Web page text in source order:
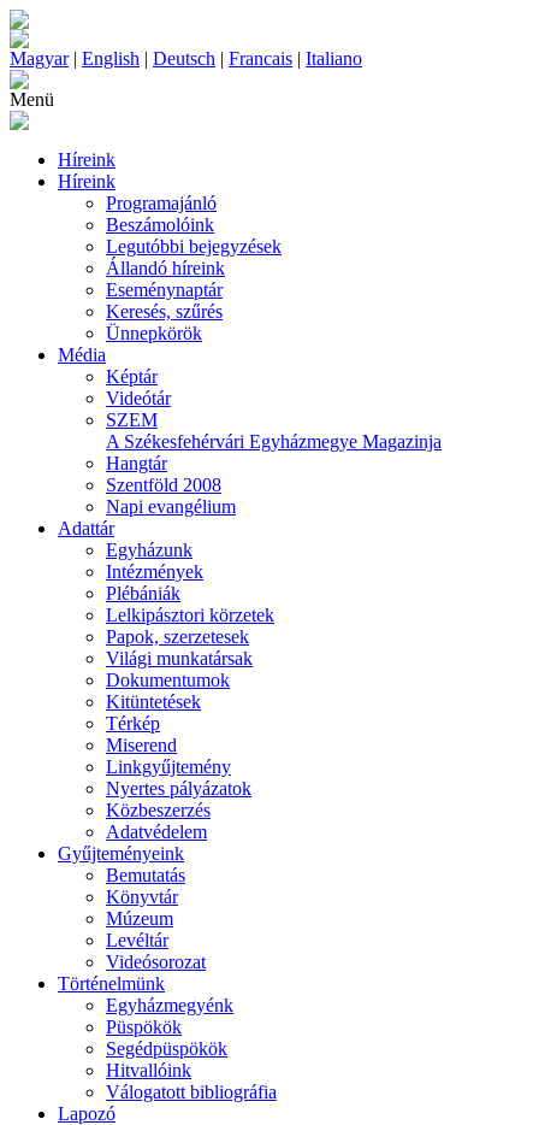
Magyar| English | Deutsch | Francais | Italiano
Menü
Híreink
Híreink
Programajánló
Beszámolóink
Legutóbbi bejegyzések
Állandó híreink
Eseménynaptár
Keresés, szűrés
Ünnepkörök
Média
Képtár
Videótár
SZEM
A Székesfehérvári Egyházmegye Magazinja
Hangtár
Szentföld 2008
Napi evangélium
Adattár
Egyházunk
Intézmények
Plébániák
Lelkipásztori körzetek
Papok, szerzetesek
Világi munkatársak
Dokumentumok
Kitüntetések
Térkép
Miserend
Linkgyűjtemény
Nyertes pályázatok
Közbeszerzés
Adatvédelem
Gyűjteményeink
Bemutatás
Könyvtár
Múzeum
Levéltár
Videósorozat
Történelmünk
Egyházmegyénk
Püspökök
Segédpüspökök
Hitvallóink
Válogatott bibliográfia
Lapozó